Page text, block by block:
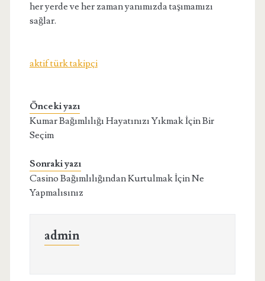
her yerde ve her zaman yanımızda taşımamızı
sağlar.
aktif türk takipçi
Önceki yazı
Kumar Bağımlılığı Hayatınızı Yıkmak İçin Bir
Seçim
Sonraki yazı
Casino Bağımlılığından Kurtulmak İçin Ne
Yapmalısınız
admin